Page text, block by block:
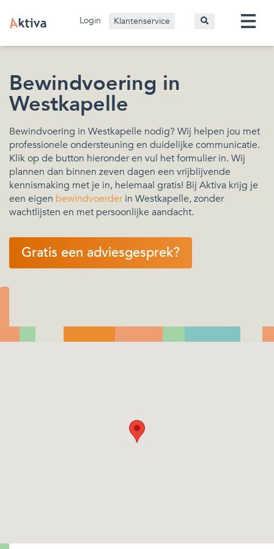
Login Klantenservice
Bewindvoering in
Westkapelle
Bewindvoering in Westkapelle nodig? Wij helpen jou met
professionele ondersteuning en duidelijke communicatie.
Klik op de button hieronder en vul het formulier in. Wij
plannen dan binnen zeven dagen een vrijblijvende
kennismaking met je in, helemaal gratis! Bij Aktiva krijg je
een eigen bewindvoerderin Westkapelle, zonder
wachtlijsten en met persoonlijke aandacht.
Gratis een adviesgesprek?